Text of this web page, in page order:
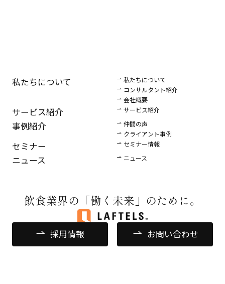
飲食業界の 「働く未来」のために。
私たちについて
私たちについて
コンサルタント紹介
会社概要
サービス紹介 サービス紹介
事例紹介
仲間の声
クライアント事例
セミナー セミナー情報
ニュース ニュース
採用情報 お問い合わせ